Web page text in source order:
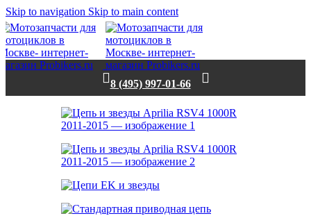
Skip to navigation Skip to main content
8 (495) 997-01-66